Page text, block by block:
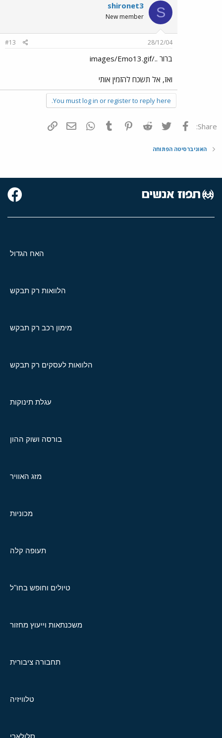
S
shironet3
New member
28/12/04
#13
ברור ../images/Emo13.gif
ואז, אל תשכח להזמין אותי
You must log in or register to reply here.
Share: פייסבוק Twitter
Reddit
Pinterest
Tumblr
WhatsAppדואר אלקטרוני
האוניברסיטה הפתוחה
האח הגדול
הלוואות רק תבקש
מימון רכב רק תבקש
הלוואות לעסקים רק תבקש
עגלת תינוקות
בורסה ושוק ההון
מזג האוויר
מכוניות
תעופה קלה
טיולים וחופש בחו"ל
משכנתאות וייעוץ מחזור
תחבורה ציבורית
טלוויזיה
סלולארי